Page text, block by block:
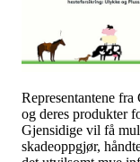
Representantene
og deres produkter
Gjensidige vil få
skadeoppgjør,